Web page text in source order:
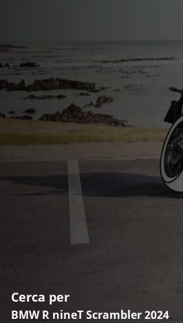
Cerca per
BMW R nineT Scrambler 2024